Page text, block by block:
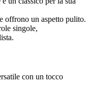
offrono un aspetto pulito.
singole,
con un tocco